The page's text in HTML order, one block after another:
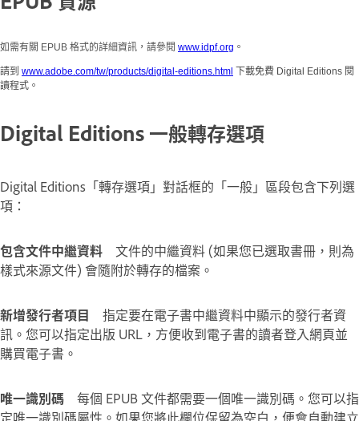
如需有關 EPUB 格式的詳細資訊，請參閱 www.idpf.org 。
請到 www.adobe.com/tw/products/digital-editions.html
下載免費 Digital Editions 閱
讀程式。
Digital Editions 一般轉存選項
Digital Editions「轉存選項」對話框的「一般」區段包含下列選
項：
包含文件中繼資料
文件的中繼資料 (如果您已選取書冊，則為
樣式來源文件) 會隨附於轉存的檔案。
新增發行者項目
指定要在電子書中繼資料中顯示的發行者資
訊。您可以指定出版 URL，方便收到電子書的讀者登入網頁並
購買電子書。
唯一識別碼
每個 EPUB 文件都需要一個唯一識別碼。您可以指